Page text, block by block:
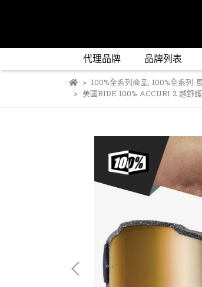
代理品牌 品牌列表
100%全系列商品, 100%全系列-
美國RIDE 100% ACCURI 2 越野